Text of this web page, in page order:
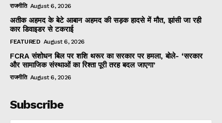
राजनीति August 6, 2026
अतीक अहमद के बेटे आबान अहमद की सड़क हादसे में मौत, झांसी जा रही
कार डिवाइडर से टकराई
FEATURED August 6, 2026
FCRA संशोधन बिल पर शशि थरूर का सरकार पर हमला, बोले- ‘सरकार
और सामाजिक संस्थाओं का रिश्ता पूरी तरह बदल जाएगा’
राजनीति August 6, 2026
Subscribe